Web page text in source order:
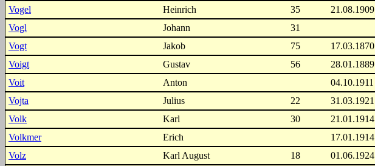
Vogel
Heinrich 35 21.08.1909
Vogl
Johann 31
Vogt
Jakob 75 17.03.1870
Voigt
Gustav 56 28.01.1889
Voit
Anton 04.10.1911
Vojta
Julius 22 31.03.1921
Volk
Karl 30 21.01.1914
Volkmer
Erich 17.01.1914
Volz
Karl August 18 01.06.1924